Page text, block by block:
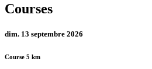
Courses
dim. 13 septembre 2026
Course 5 km